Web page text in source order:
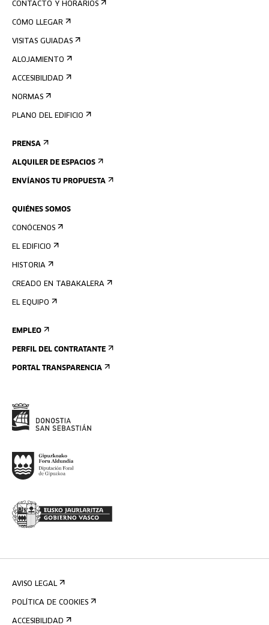
CONTACTO Y HORARIOS
CÓMO LLEGAR
VISITAS GUIADAS
ALOJAMIENTO
ACCESIBILIDAD
NORMAS
PLANO DEL EDIFICIO
PRENSA
ALQUILER DE ESPACIOS
ENVÍANOS TU PROPUESTA
QUIÉNES SOMOS
CONÓCENOS
EL EDIFICIO
HISTORIA
CREADO EN TABAKALERA
EL EQUIPO
EMPLEO
PERFIL DEL CONTRATANTE
PORTAL TRANSPARENCIA
AVISO LEGAL
POLÍTICA DE COOKIES
ACCESIBILIDAD